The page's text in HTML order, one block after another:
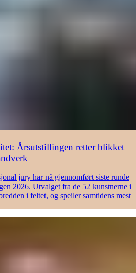
Årsutstillingen retter blikket
jury har nå gjennomført siste runde
2026. Utvalget fra de 52 kunstnerne i
i feltet, og speiler samtidens mest